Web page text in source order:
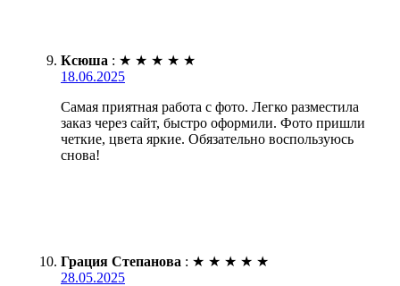
Ксюша : ★ ★ ★ ★ ★
18.06.2025
Самая приятная работа с фото. Легко разместила
заказ через сайт, быстро оформили. Фото пришли
четкие, цвета яркие. Обязательно воспользуюсь
снова!
Грация Степанова : ★ ★ ★ ★ ★
28.05.2025